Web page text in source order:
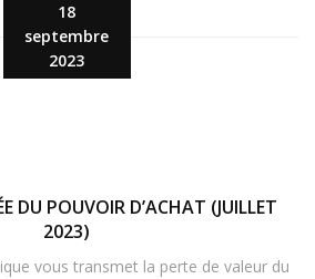
18
septembre
2023
DU POUVOIR D’ACHAT (JUILLET
2023)
vous transmet la perte de valeur du